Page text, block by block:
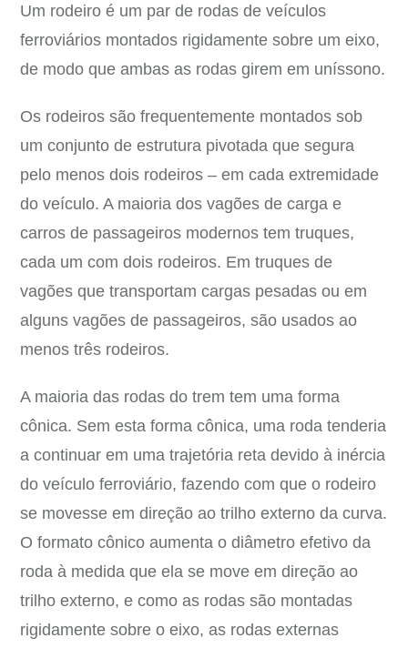
Um rodeiro é um par de rodas de veículos
ferroviários montados rigidamente sobre um eixo,
de modo que ambas as rodas girem em uníssono.
Os rodeiros são frequentemente montados sob
um conjunto de estrutura pivotada que segura
pelo menos dois rodeiros – em cada extremidade
do veículo. A maioria dos vagões de carga e
carros de passageiros modernos tem truques,
cada um com dois rodeiros. Em truques de
vagões que transportam cargas pesadas ou em
alguns vagões de passageiros, são usados ao
menos três rodeiros.
A maioria das rodas do trem tem uma forma
cônica. Sem esta forma cônica, uma roda tenderia
a continuar em uma trajetória reta devido à inércia
do veículo ferroviário, fazendo com que o rodeiro
se movesse em direção ao trilho externo da curva.
O formato cônico aumenta o diâmetro efetivo da
roda à medida que ela se move em direção ao
trilho externo, e como as rodas são montadas
rigidamente sobre o eixo, as rodas externas